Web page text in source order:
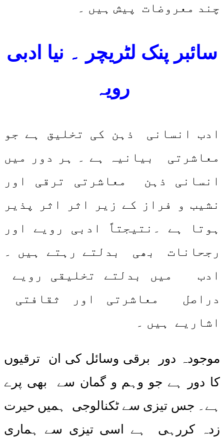
چند معروضات پیش ہیں ۔
سائبر پنک لٹریچر ۔ نیا ادبی
رویہ
ادب انسانی ذہن کی تخلیق ہے جو
معاشرتی بیانیہ ہے ۔ ہر دور میں
انسانی ذہن معاشرتی ترقی اور
نشیب و فراز کے زیر اثر اثر پذیر
ہوتا ہے ۔نتیجتاً ادبی رویے اور
رجحانات بھی بدلتے رہتے ہیں ۔
ادب میں بدلتے تخلیقی رویے
دراصل معاشرتی اور ثقافتی
اشاریے ہیں ۔
موجودہ دور برقی وسائل کی ان ترقیوں
کا دور ہے جو وہم و گمان سے بھی پرے
ہے۔ جس تیزی سے ٹکنالوجی ہمیں حیرت
زدہ کررہی ہے اسی تیزی سے ہماری